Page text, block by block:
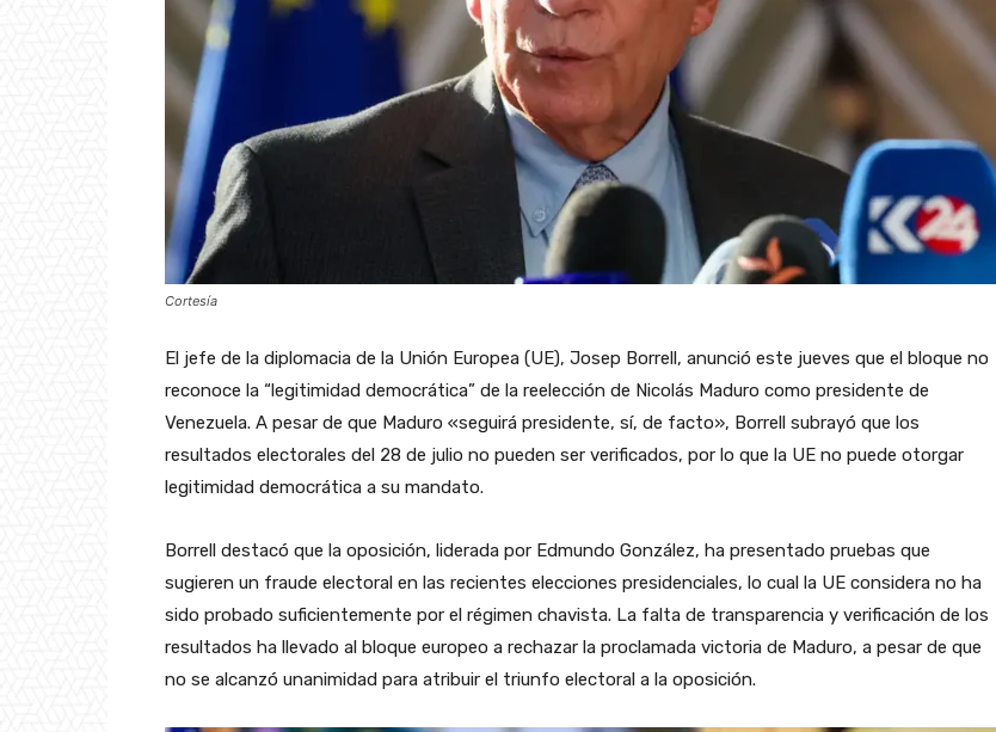
Cortesía
El jefe de la diplomacia de la Unión Europea (UE), Josep Borrell, anunció este jueves que el bloque no
reconoce la “legitimidad democrática” de la reelección de Nicolás Maduro como presidente de
Venezuela. A pesar de que Maduro «seguirá presidente, sí, de facto», Borrell subrayó que los
resultados electorales del 28 de julio no pueden ser verificados, por lo que la UE no puede otorgar
legitimidad democrática a su mandato.
Borrell destacó que la oposición, liderada por Edmundo González, ha presentado pruebas que
sugieren un fraude electoral en las recientes elecciones presidenciales, lo cual la UE considera no ha
sido probado suficientemente por el régimen chavista. La falta de transparencia y verificación de los
resultados ha llevado al bloque europeo a rechazar la proclamada victoria de Maduro, a pesar de que
no se alcanzó unanimidad para atribuir el triunfo electoral a la oposición.